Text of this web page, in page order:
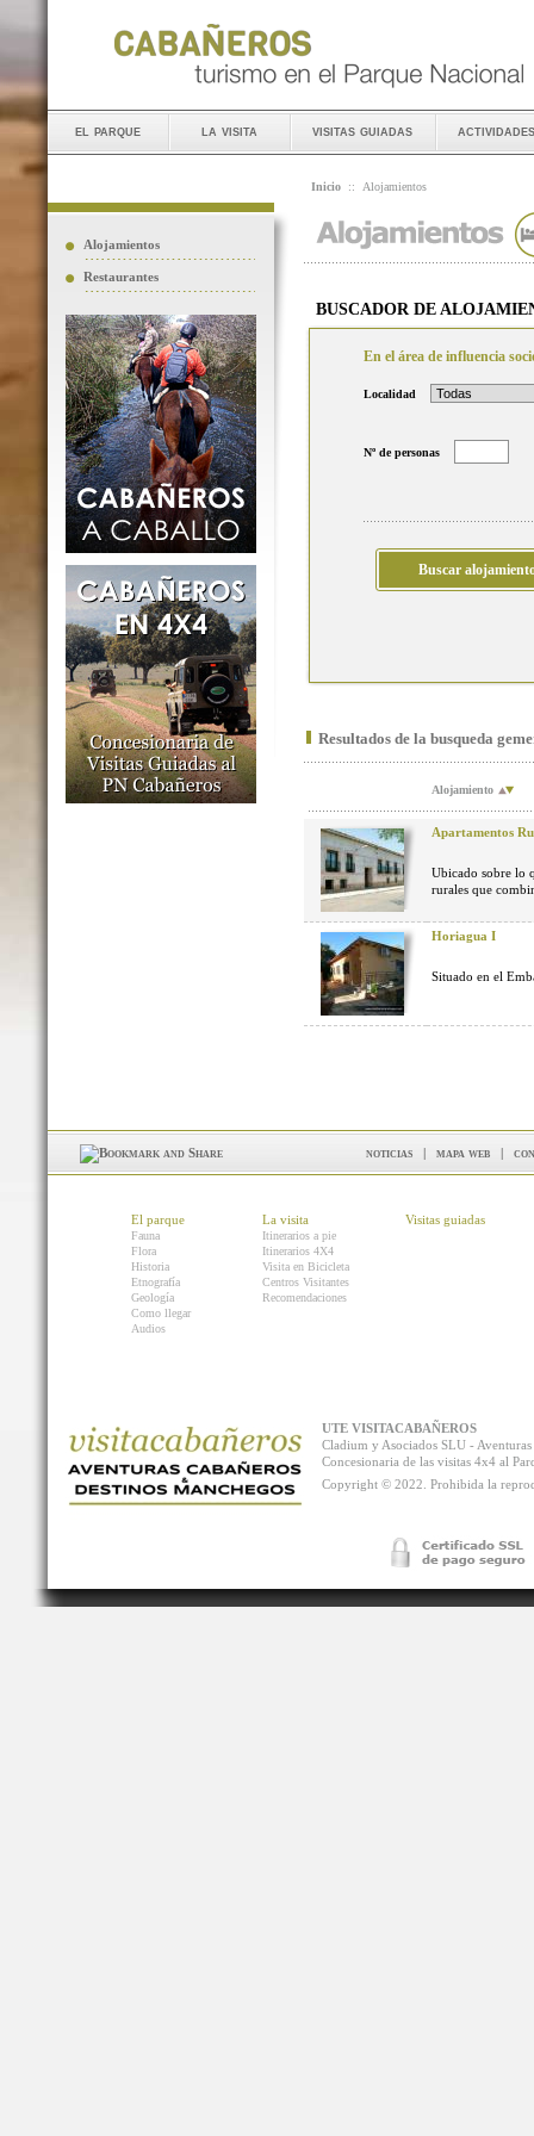
el parque la visita visitas guiadas actividades
Alojamientos
Restaurantes
Inicio :: Alojamientos
BUSCADOR DE
En el área de influencia
Localidad
Nº de personas
Resultados de la busqueda
Alojamiento
Apartamentos
Ubicado sobre lo
rurales que
Horiagua I
Situado en el
noticias | mapa web |
El parque
Fauna
Flora
Historia
Etnografía
Geología
Como llegar
Audios
La visita
Itinerarios a pie
Itinerarios 4X4
Visita en Bicicleta
Centros Visitantes
Recomendaciones
Visitas guiadas
UTE VISITACABAÑEROS
Cladium y Asociados SLU -
Concesionaria de las visitas 4x4 al
Copyright © 2022. Prohibida la